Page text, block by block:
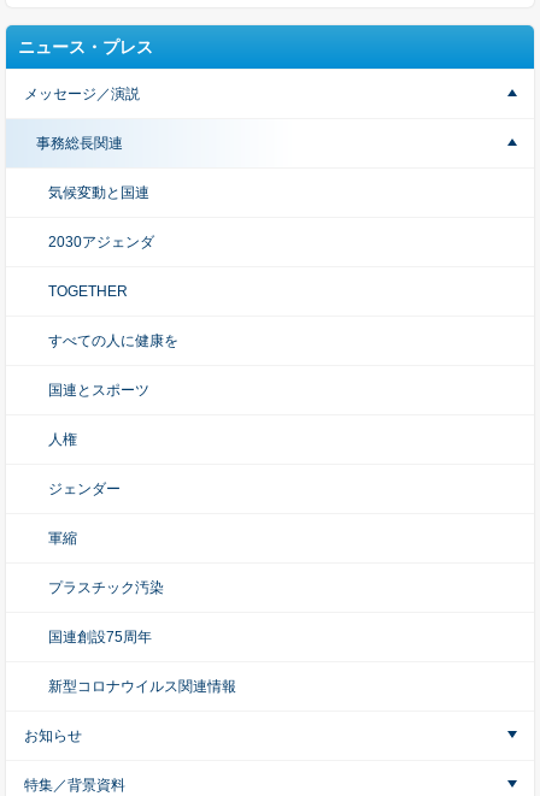
ニュース・プレス
メッセージ／演説
事務総長関連
気候変動と国連
2030アジェンダ
TOGETHER
すべての人に健康を
国連とスポーツ
人権
ジェンダー
軍縮
プラスチック汚染
国連創設75周年
新型コロナウイルス関連情報
お知らせ
特集／背景資料